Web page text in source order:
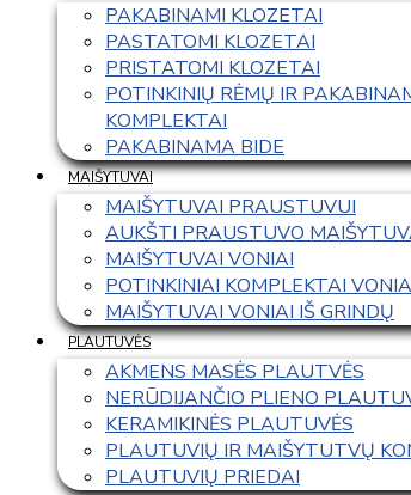
PAKABINAMI KLOZETAI
PASTATOMI KLOZETAI
PRISTATOMI KLOZETAI
POTINKINIŲ RĖMŲ IR
KOMPLEKTAI
PAKABINAMA BIDE
MAIŠYTUVAI
MAIŠYTUVAI PRAUSTUVUI
AUKŠTI PRAUSTUVO
MAIŠYTUVAI VONIAI
POTINKINIAI KOMPLEKTAI
MAIŠYTUVAI VONIAI IŠ GRINDŲ
PLAUTUVĖS
AKMENS MASĖS PLAUTVĖS
NERŪDIJANČIO PLIENO
KERAMIKINĖS PLAUTUVĖS
PLAUTUVIŲ IR MAIŠYTUTVŲ
PLAUTUVIŲ PRIEDAI